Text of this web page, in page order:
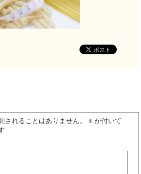
されることはありません。 ※ が付いて